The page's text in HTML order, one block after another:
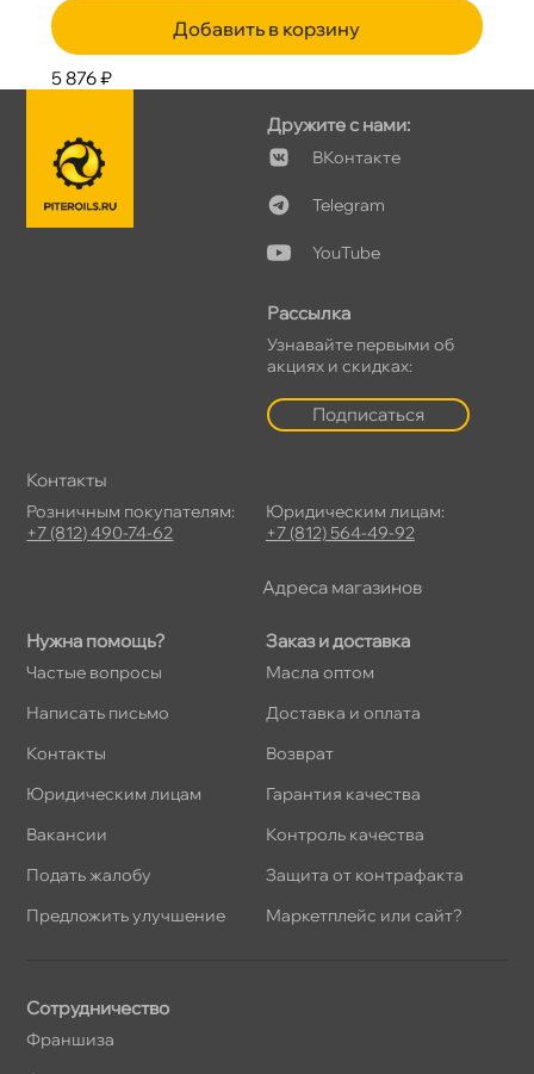
Добавить в корзину
5 876 ₽
Нужна помощь?
Частые вопросы
Написать письмо
Контакты
Юридическим лицам
акансии
Подать жалобу
Предложить улучшение
Заказ и доставка
Масла оптом
Доставка и оплата
озврат
Гарантия качества
Контроль качества
Защита от контрафакта
Маркетплейс или сайт?
Дружите с нами:
Контакте
Telegram
YouTube
Рассылка
Узнавайте первыми о
акциях и скидках:
Подписаться
Сотрудничество
Франшиза
Контакты
Розничным покупателям:
+7 (812) 490-74-62
Юридическим лицам:
+7 (812) 564-49-92
Адреса магазино